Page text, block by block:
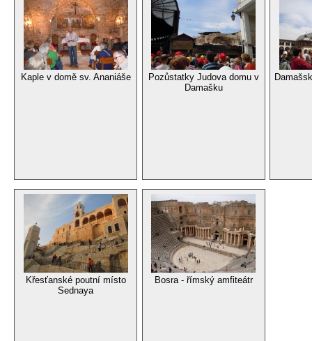
Kaple v domě sv. Ananiáše
Pozůstatky Judova domu v
Damašku
Křesťanské poutní místo
Sednaya
Bosra - římský amfiteátr